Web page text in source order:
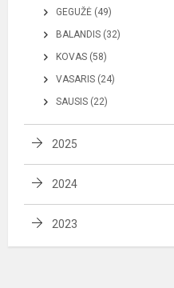
GEGUŽĖ (49)
BALANDIS (32)
KOVAS (58)
VASARIS (24)
SAUSIS (22)
2025
2024
2023